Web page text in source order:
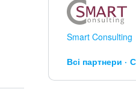
Smart Consulting
Всі партнери